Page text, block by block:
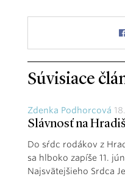
Súvisiace
Zdenka Podhorcová
Slávnosť na
Do sŕdc rodákov z
sa hlboko zapíše 11.
Najsvätejšieho Srdca